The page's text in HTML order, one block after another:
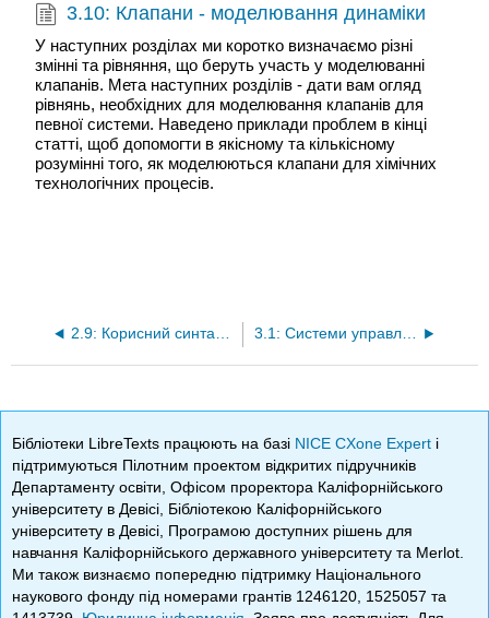
3.10: Клапани - моделювання динаміки
У наступних розділах ми коротко визначаємо різні
змінні та рівняння, що беруть участь у моделюванні
клапанів. Мета наступних розділів - дати вам огляд
рівнянь, необхідних для моделювання клапанів для
певної системи. Наведено приклади проблем в кінці
статті, щоб допомогти в якісному та кількісному
розумінні того, як моделюються клапани для хімічних
технологічних процесів.
2.9: Корисний синтаксис Mathematica - поради щодо використання Mathematica для моделювання хімічних процесів 3.1: Системи управління - Вимірювальні прилади
Бібліотеки LibreTexts працюють на базі NICE CXone Expert і
підтримуються Пілотним проектом відкритих підручників
Департаменту освіти, Офісом проректора Каліфорнійського
університету в Девісі, Бібліотекою Каліфорнійського
університету в Девісі, Програмою доступних рішень для
навчання Каліфорнійського державного університету та Merlot.
Ми також визнаємо попередню підтримку Національного
наукового фонду під номерами грантів 1246120, 1525057 та